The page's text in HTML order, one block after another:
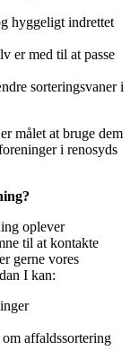
hyggeligt indrettet
er med til at passe
sorteringsvaner i
målet at bruge dem
i renosyds
oplever
til at kontakte
gerne vores
I kan:
affaldssortering